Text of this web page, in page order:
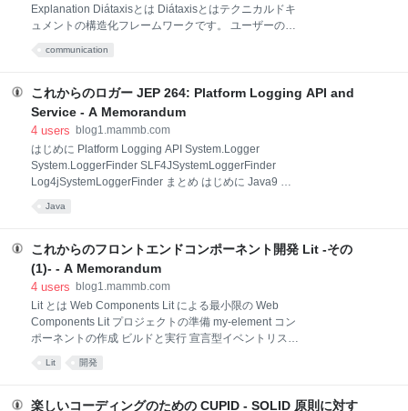
Explanation Diátaxisとは Diátaxisとはテクニカルドキ
ュメントの構造化フレームワークです。 ユーザーのニ
Diátaxis という名前は、古代ギリシャ語の dia (横切る)
と、taxis(整理・配置) に由来するそうです。
diataxis.fr ドキュメンテーションを 2 つの知識軸 (理論/
How-to guidesの両方で、実践的な手順を説明 How-to
guidesとReferenceは知識の応用に関係 Reference と
Explanation に理論的知識
communication
これからのロガー JEP 264: Platform Logging API and
Service - A Memorandum
4 users blog1.mammb.com
はじめに Platform Logging API System.Logger
System.LoggerFinder SLF4JSystemLoggerFinder
Log4jSystemLoggerFinder まとめ はじめに Java9 の
在のままなので、こちらに紹介しておきます。 JEP は
以下になります。 openjdk.org Platform Logging API
Platform Logging API は、SFL4J(Simple Logging
ロギング用の(最小限の)フ
Java
これからのフロントエンドコンポーネント開発 Lit -その
(1)- - A Memorandum
4 users blog1.mammb.com
Lit とは Web Components Lit による最小限の Web
Components Lit プロジェクトの準備 my-element コン
ポーネントの作成 ビルドと実行 宣言型イベントリスナ
まった Polymer -> LitElement -> Lit と変遷した web
クです(LitElement 3.0 == Lit )。 lit.dev Lit is a simple
Lit 開発
楽しいコーディングのための CUPID - SOLID 原則に対す